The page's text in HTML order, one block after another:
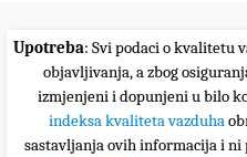
Upotreba: Svi podaci o kvalitetu
objavljivanja, a zbog
izmjenjeni i dopunjeni u bilo
indeksa kvaliteta vazduha
sastavljanja ovih informacija i